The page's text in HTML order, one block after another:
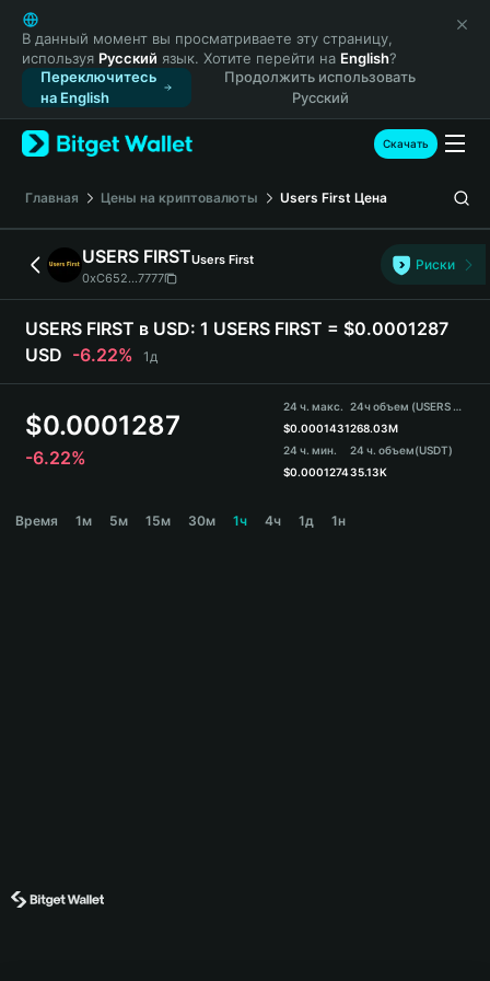
English
日本語
Tiếng Việt
Русский
Español (Latinoamérica)
Türkçe
Français
Deutsch
繁體中文
Português (Portugal)
Bahasa Indonesia
ภาษาไทย
हिन्दी
Español
Português (Brasil)
В данный момент вы просматриваете эту страницу,
используя Русский язык. Хотите перейти на English?
Переключитесь
на English
Продолжить использовать
Русский
Скачать
Главная Цены на криптовалюты Users First Цена
USERS FIRSTUsers First
0xC652...7777
Риски
USERS FIRST в USD: 1 USERS FIRST = $0.0001287
USD -6.22% 1д
$0.0001287
-6.22%
24 ч. макс.
$0.0001431
24 ч. мин.
$0.0001274
24ч объем (USERS FIRST)
268.03M
24 ч. объем(USDT)
35.13K
Время 1м 5м 15м 30м 1ч 4ч 1д 1н